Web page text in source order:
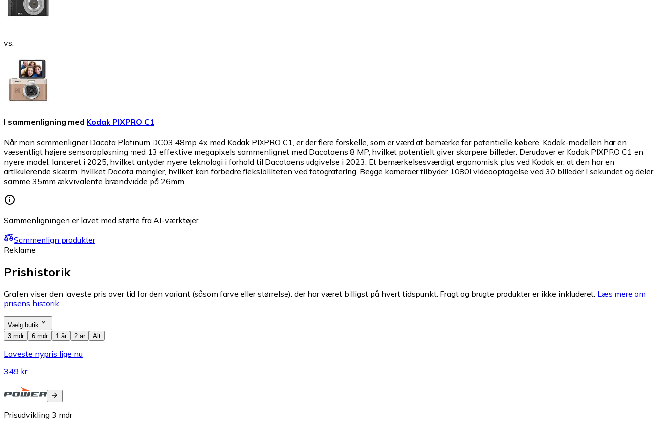
vs.
I sammenligning med Kodak PIXPRO C1
Når man sammenligner Dacota Platinum DC03 48mp 4x med Kodak PIXPRO C1, er der flere forskelle, som er værd at bemærke for potentielle købere. Kodak-modellen har en
væsentligt højere sensoropløsning med 13 effektive megapixels sammenlignet med Dacotaens 8 MP, hvilket potentielt giver skarpere billeder. Derudover er Kodak PIXPRO C1 en
nyere model, lanceret i 2025, hvilket antyder nyere teknologi i forhold til Dacotaens udgivelse i 2023. Et bemærkelsesværdigt ergonomisk plus ved Kodak er, at den har en
artikulerende skærm, hvilket Dacota mangler, hvilket kan forbedre fleksibiliteten ved fotografering. Begge kameraer tilbyder 1080i videooptagelse ved 30 billeder i sekundet og deler
samme 35mm ækvivalente brændvidde på 26mm.
Sammenligningen er lavet med støtte fra AI-værktøjer.
Sammenlign produkter
Reklame
Prishistorik
Grafen viser den laveste pris over tid for den variant (såsom farve eller størrelse), der har været billigst på hvert tidspunkt. Fragt og brugte produkter er ikke inkluderet. Læs mere om
prisens historik.
Vælg butik
3 mdr
6 mdr 1 år 2 år Alt
Laveste nypris lige nu
349 kr.
Prisudvikling 3 mdr